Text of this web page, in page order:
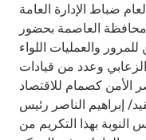
Turkey
Egypt
UK
ضباط الإدارة العامة
محافظة العاصمة بحضور
والعمليات اللواء
وعدد من قيادات
الأمن كصمام للاقتصاد
إبراهيم الناصر رئيس
بهذا التكريم من